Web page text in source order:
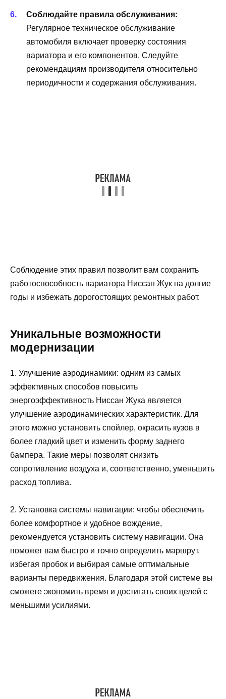
Соблюдайте правила обслуживания:
Регулярное техническое обслуживание
автомобиля включает проверку состояния
вариатора и его компонентов. Следуйте
рекомендациям производителя относительно
периодичности и содержания обслуживания.
Соблюдение этих правил позволит вам сохранить
работоспособность вариатора Ниссан Жук на долгие
годы и избежать дорогостоящих ремонтных работ.
Уникальные возможности
модернизации
1. Улучшение аэродинамики: одним из самых
эффективных способов повысить
энергоэффективность Ниссан Жука является
улучшение аэродинамических характеристик. Для
этого можно установить спойлер, окрасить кузов в
более гладкий цвет и изменить форму заднего
бампера. Такие меры позволят снизить
сопротивление воздуха и, соответственно, уменьшить
расход топлива.
2. Установка системы навигации: чтобы обеспечить
более комфортное и удобное вождение,
рекомендуется установить систему навигации. Она
поможет вам быстро и точно определить маршрут,
избегая пробок и выбирая самые оптимальные
варианты передвижения. Благодаря этой системе вы
сможете экономить время и достигать своих целей с
меньшими усилиями.